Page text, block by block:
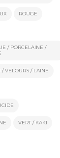
ROUGE
/ PORCELAINE /
/ VELOURS / LAINE
VERT / KAKI